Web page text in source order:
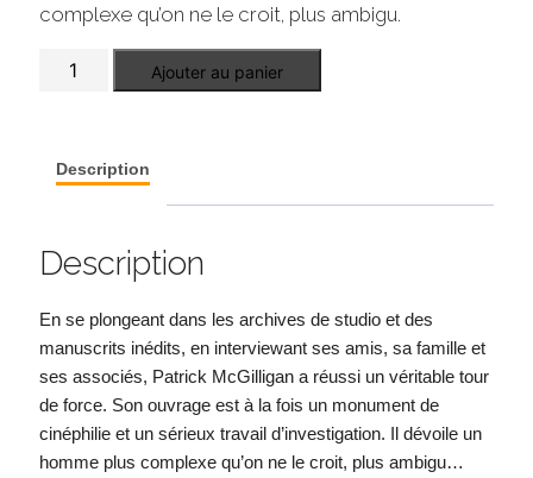
complexe qu’on ne le croit, plus ambigu.
Ajouter au panier
Description
Description
En se plongeant dans les archives de studio et des
manuscrits inédits, en interviewant ses amis, sa famille et
ses associés, Patrick McGilligan a réussi un véritable tour
de force. Son ouvrage est à la fois un monument de
cinéphilie et un sérieux travail d’investigation. Il dévoile un
homme plus complexe qu’on ne le croit, plus ambigu…